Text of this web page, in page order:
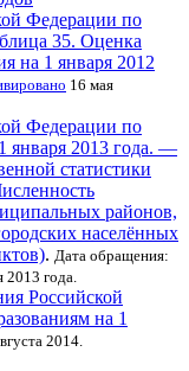
Федерации по
35. Оценка
на 1 января 2012
16 мая
Федерации по
января 2013 года. —
статистики
районов,
населённых
. Дата обращения:
2013 года.
Российской
на 1
2014.